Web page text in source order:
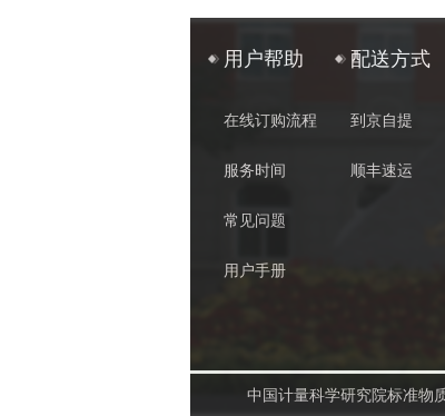
用户帮助
在线订购流程
服务时间
常见问题
用户手册
配送方式
到京自提
顺丰速运
中国计量科学研究院标准物